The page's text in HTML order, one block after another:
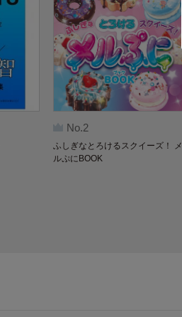
No.2
ふしぎなとろけるスクイーズ！ メ
ルぷにBOOK